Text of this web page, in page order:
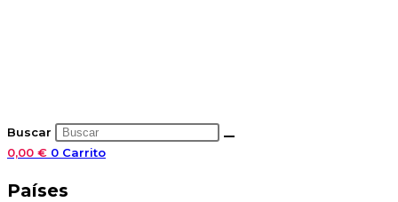
Buscar
0,00 € 0 Carrito
Países